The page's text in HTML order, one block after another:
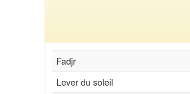
Fadjr
Lever du soleil